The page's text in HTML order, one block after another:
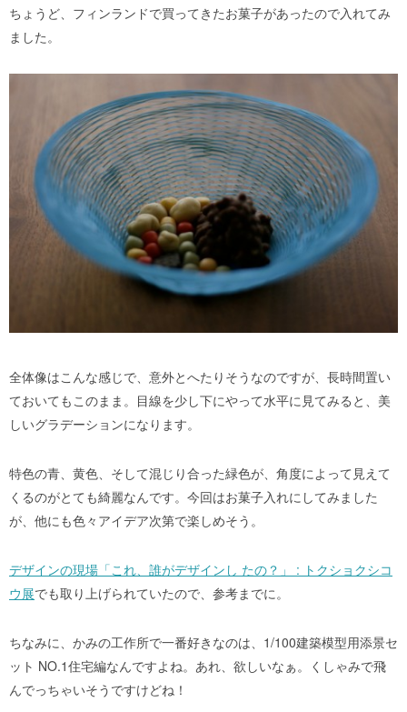
ちょうど、フィンランドで買ってきたお菓子があったので入れてみ
ました。
全体像はこんな感じで、意外とへたりそうなのですが、長時間置い
ておいてもこのまま。目線を少し下にやって水平に見てみると、美
しいグラデーションになります。
特色の青、黄色、そして混じり合った緑色が、角度によって見えて
くるのがとても綺麗なんです。今回はお菓子入れにしてみました
が、他にも色々アイデア次第で楽しめそう。
デザインの現場「これ、誰がデザインし たの？」 : トクショクシコ
ウ展でも取り上げられていたので、参考までに。
ちなみに、かみの工作所で一番好きなのは、1/100建築模型用添景セ
ット NO.1住宅編なんですよね。あれ、欲しいなぁ。くしゃみで飛
んでっちゃいそうですけどね！